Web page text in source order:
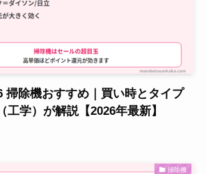
掃除機おすすめ｜買い時とタイプ
工学）が解説【2026年最新】
掃除機